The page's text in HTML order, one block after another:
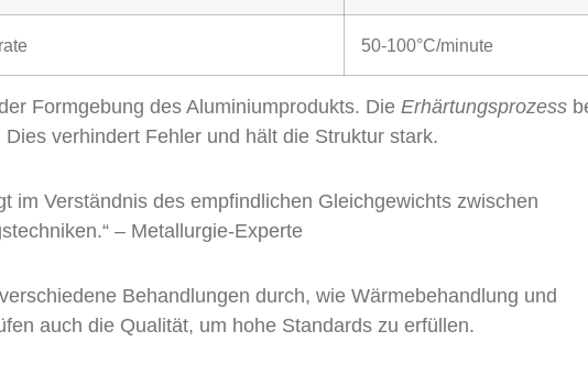
50-100°C/minute
Formgebung des Aluminiumprodukts. Die Erhärtungsprozess
verhindert Fehler und hält die Struktur stark.
im Verständnis des empfindlichen Gleichgewichts zwischen
– Metallurgie-Experte
Behandlungen durch, wie Wärmebehandlung und
auch die Qualität, um hohe Standards zu erfüllen.